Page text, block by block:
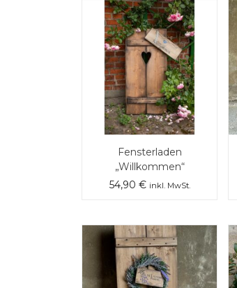
Fensterladen
„Willkommen“
54,90 € inkl. MwSt.